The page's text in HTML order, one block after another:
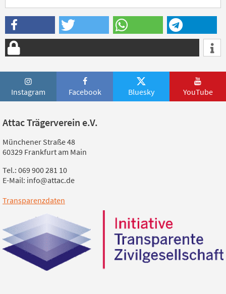
Instagram Facebook Bluesky YouTube
Attac Trägerverein e.V.
Münchener Straße 48
60329 Frankfurt am Main
Tel.: 069 900 281 10
E-Mail: info@attac.de
Transparenzdaten